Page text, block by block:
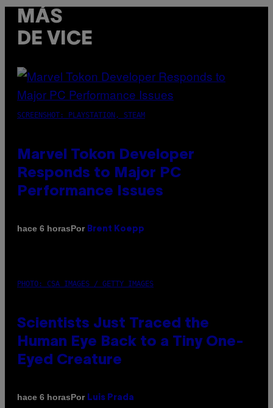
MÁS
DE VICE
SCREENSHOT: PLAYSTATION, STEAM
Marvel Tokon Developer
Responds to Major PC
Performance Issues
hace 6 horasPor Brent Koepp
PHOTO: CSA IMAGES / GETTY IMAGES
Scientists Just Traced the
Human Eye Back to a Tiny One-
Eyed Creature
hace 6 horasPor Luis Prada